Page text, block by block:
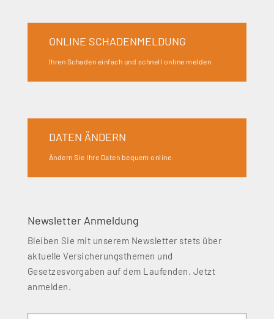
ONLINE SCHADENMELDUNG
Ihren Schaden einfach und schnell online melden.
DATEN ÄNDERN
Ändern Sie Ihre Daten bequem online.
Newsletter Anmeldung
Bleiben Sie mit unserem Newsletter stets über
aktuelle Versicherungsthemen und
Gesetzesvorgaben auf dem Laufenden. Jetzt
anmelden.